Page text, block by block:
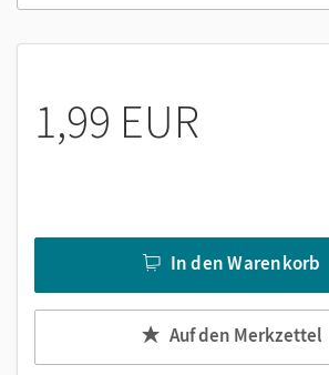
1,99 EUR
In den Warenkorb
Auf den Merkzettel